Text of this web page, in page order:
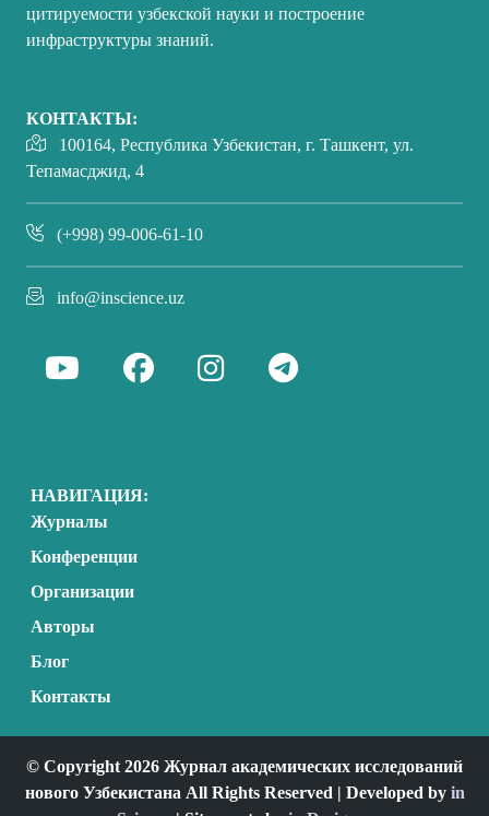
цитируемости узбекской науки и построение
инфраструктуры знаний.
КОНТАКТЫ:
100164, Республика Узбекистан, г. Ташкент, ул.
Тепамасджид, 4
(+998) 99-006-61-10
info@inscience.uz
НАВИГАЦИЯ:
Журналы
Конференции
Организации
Авторы
Блог
Контакты
© Copyright 2026 Журнал академических исследований
нового Узбекистана All Rights Reserved | Developed by in